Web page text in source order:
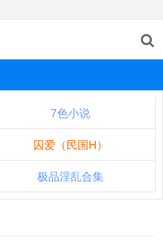
7色小说
囚爱（民国H）
极品淫乱合集